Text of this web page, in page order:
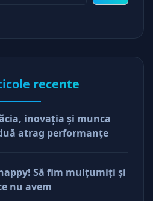
recente
inovaţia şi munca
atrag performanţe
Să fim mulţumiţi şi
nu avem